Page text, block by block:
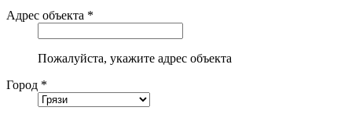
Адрес объекта *
Пожалуйста, укажите адрес объекта
Город *